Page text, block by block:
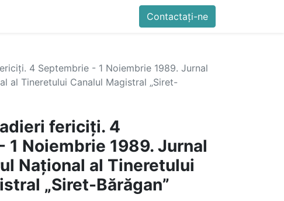
Contactați-ne Generator QR
Contactați-ne
4 Septembrie - 1 Noiembrie 1989. Jurnal
al Tineretului Canalul Magistral „Siret-
fericiți. 4
1 Noiembrie 1989. Jurnal
Național al Tineretului
„Siret-Bărăgan”